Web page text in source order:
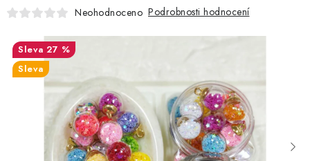
OBLÍBENÉ ♥️
FOTORECENZE
MOJE OBJEDNÁVKA
Neohodnoceno Podrobnosti hodnocení
27 %
Sleva